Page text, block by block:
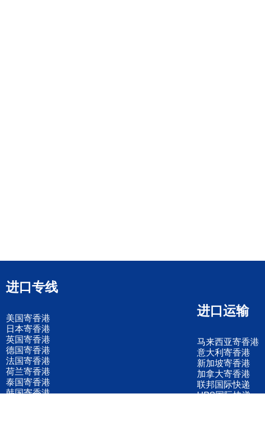
进口专线
美国寄香港
日本寄香港
英国寄香港
德国寄香港
法国寄香港
荷兰寄香港
泰国寄香港
韩国寄香港
进口运输
马来西亚寄香港
意大利寄香港
新加坡寄香港
加拿大寄香港
联邦国际快递
UPS国际快递